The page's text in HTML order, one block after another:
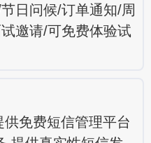
日问候/订单通知/周
邀请/可免费体验试
免费短信管理平台